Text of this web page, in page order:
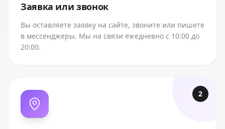
Заявка или звонок
Вы оставляете заявку на сайте, звоните или пишете
в мессенджеры. Мы на связи ежедневно с 10:00 до
20:00.
2